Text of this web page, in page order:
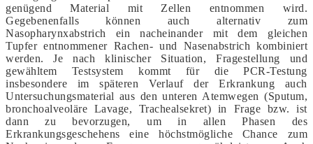
genügend Material mit Zellen entnommen wird.
Gegebenenfalls können auch alternativ zum
Nasopharynxabstrich ein nacheinander mit dem gleichen
Tupfer entnommener Rachen- und Nasenabstrich kombiniert
werden. Je nach klinischer Situation, Fragestellung und
gewähltem Testsystem kommt für die PCR-Testung
insbesondere im späteren Verlauf der Erkrankung auch
Untersuchungsmaterial aus den unteren Atemwegen (Sputum,
bronchoalveoläre Lavage, Trachealsekret) in Frage bzw. ist
dann zu bevorzugen, um in allen Phasen des
Erkrankungsgeschehens eine höchstmögliche Chance zum